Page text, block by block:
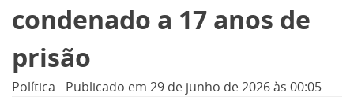
Opinião
Informe especial
condenado a 17 anos de
prisão
Política - Publicado em 29 de junho de 2026às 00:05